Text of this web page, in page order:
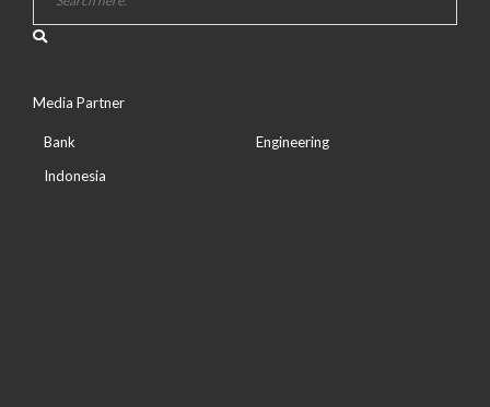
Media Partner
Bank
Indonesia
Engineering